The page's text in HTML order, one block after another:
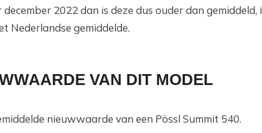
december 2022 dan is deze dus ouder dan
Nederlandse gemiddelde.
VAN DIT MODEL
nieuwwaarde van een Pössl Summit 540.